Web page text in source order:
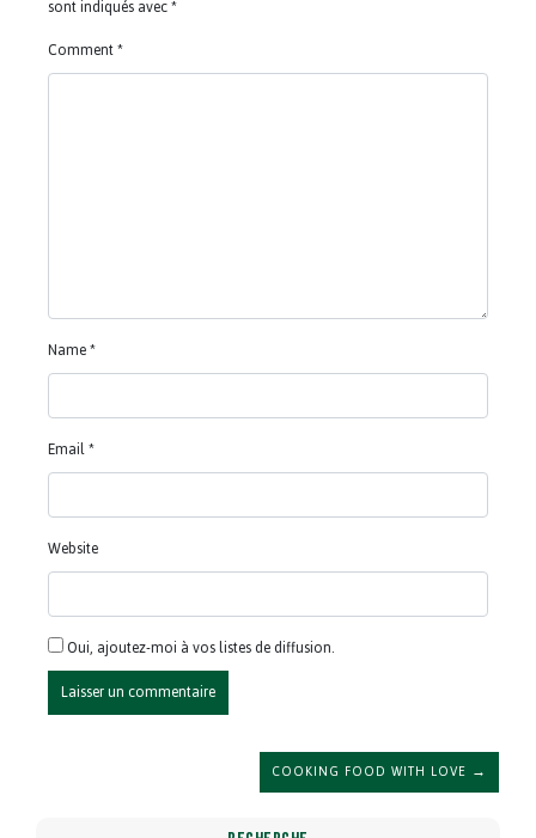
sont indiqués avec*
Comment*
Name*
Email*
Website
Oui, ajoutez-moi à vos listes de diffusion.
COOKING FOOD WITH LOVE →